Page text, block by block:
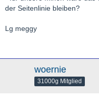
der Seitenlinie bleiben?
Lg meggy
woernie
31000g Mitglied